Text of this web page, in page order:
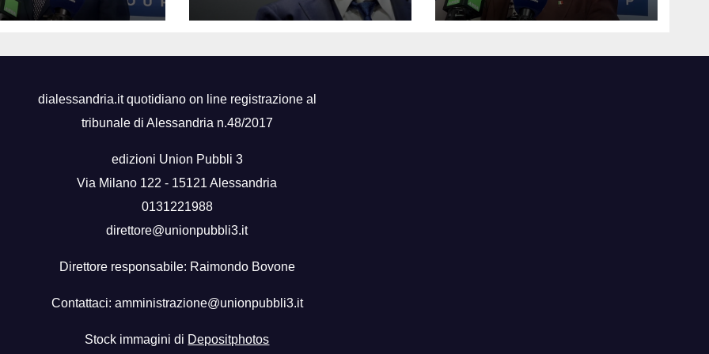
sicuro”
dialessandria.it quotidiano on line registrazione al
tribunale di Alessandria n.48/2017
edizioni Union Pubbli 3
Via Milano 122 - 15121 Alessandria
0131221988
direttore@unionpubbli3.it
Direttore responsabile: Raimondo Bovone
Contattaci: amministrazione@unionpubbli3.it
Stock immagini di Depositphotos